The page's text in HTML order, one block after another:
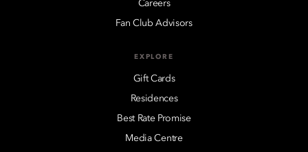
Careers
Fan Club Advisors
EXPLORE
Gift Cards
Residences
Best Rate Promise
Media Centre